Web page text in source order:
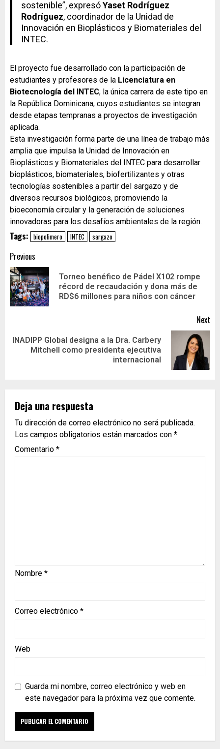
sostenible”, expresóYaset Rodríguez
Rodríguez, coordinador de la Unidad de
Innovación en Bioplásticos y Biomateriales del
INTEC.
El proyecto fue desarrollado con la participación de
estudiantes y profesores de la Licenciatura en
Biotecnología del INTEC, la única carrera de este tipo en
la República Dominicana, cuyos estudiantes se integran
desde etapas tempranas a proyectos de investigación
aplicada.
Esta investigación forma parte de una línea de trabajo más
amplia que impulsa la Unidad de Innovación en
Bioplásticos y Biomateriales del INTEC para desarrollar
bioplásticos, biomateriales, biofertilizantes y otras
tecnologías sostenibles a partir del sargazo y de
diversos recursos biológicos, promoviendo la
bioeconomía circular y la generación de soluciones
innovadoras para los desafíos ambientales de la región.
Tags: biopolimero INTEC sargazo
Previous
Torneo benéfico de Pádel X102 rompe
récord de recaudación y dona más de
RD$6 millones para niños con cáncer
Next
INADIPP Global designa a la Dra. Carbery
Mitchell como presidenta ejecutiva
internacional
Deja una respuesta
Tu dirección de correo electrónico no será publicada.
Los campos obligatorios están marcados con *
Comentario *
Nombre *
Correo electrónico *
Web
Guarda mi nombre, correo electrónico y web en
este navegador para la próxima vez que comente.